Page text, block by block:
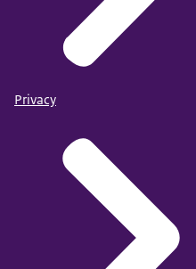
Privacy